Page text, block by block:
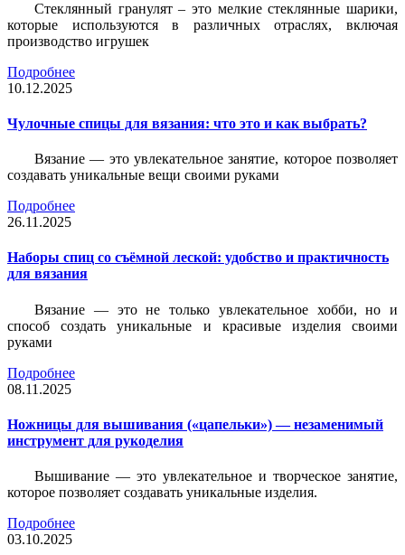
Стеклянный гранулят – это мелкие стеклянные шарики,
которые используются в различных отраслях, включая
производство игрушек
Подробнее
10.12.2025
Чулочные спицы для вязания: что это и как выбрать?
Вязание — это увлекательное занятие, которое позволяет
создавать уникальные вещи своими руками
Подробнее
26.11.2025
Наборы спиц со съёмной леской: удобство и практичность
для вязания
Вязание — это не только увлекательное хобби, но и
способ создать уникальные и красивые изделия своими
руками
Подробнее
08.11.2025
Ножницы для вышивания («цапельки») — незаменимый
инструмент для рукоделия
Вышивание — это увлекательное и творческое занятие,
которое позволяет создавать уникальные изделия.
Подробнее
03.10.2025